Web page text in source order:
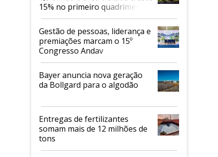
15% no primeiro quadrimestre
de 2026
Gestão de pessoas, liderança e
premiações marcam o 15º
Congresso Andav
Bayer anuncia nova geração
da Bollgard para o algodão
Entregas de fertilizantes
somam mais de 12 milhões de
tons